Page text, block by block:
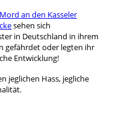
Mord an den Kasseler
sehen sich
in Deutschland in ihrem
gefährdet oder legten ihr
Entwicklung!
jeglichen Hass, jegliche